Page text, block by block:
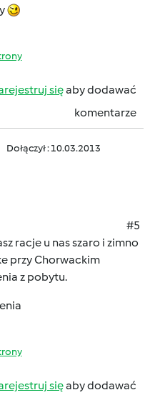
sięaby dodawać
komentarze
Dołączył : 10.03.2013
#5
racje u nas szaro i zimno
przy Chorwackim
z pobytu.
sięaby dodawać